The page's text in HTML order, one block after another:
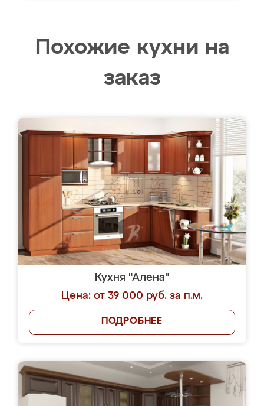
Похожие кухни на
заказ
Кухня "Алена"
Цена: от 39 000 руб. за п.м.
ПОДРОБНЕЕ